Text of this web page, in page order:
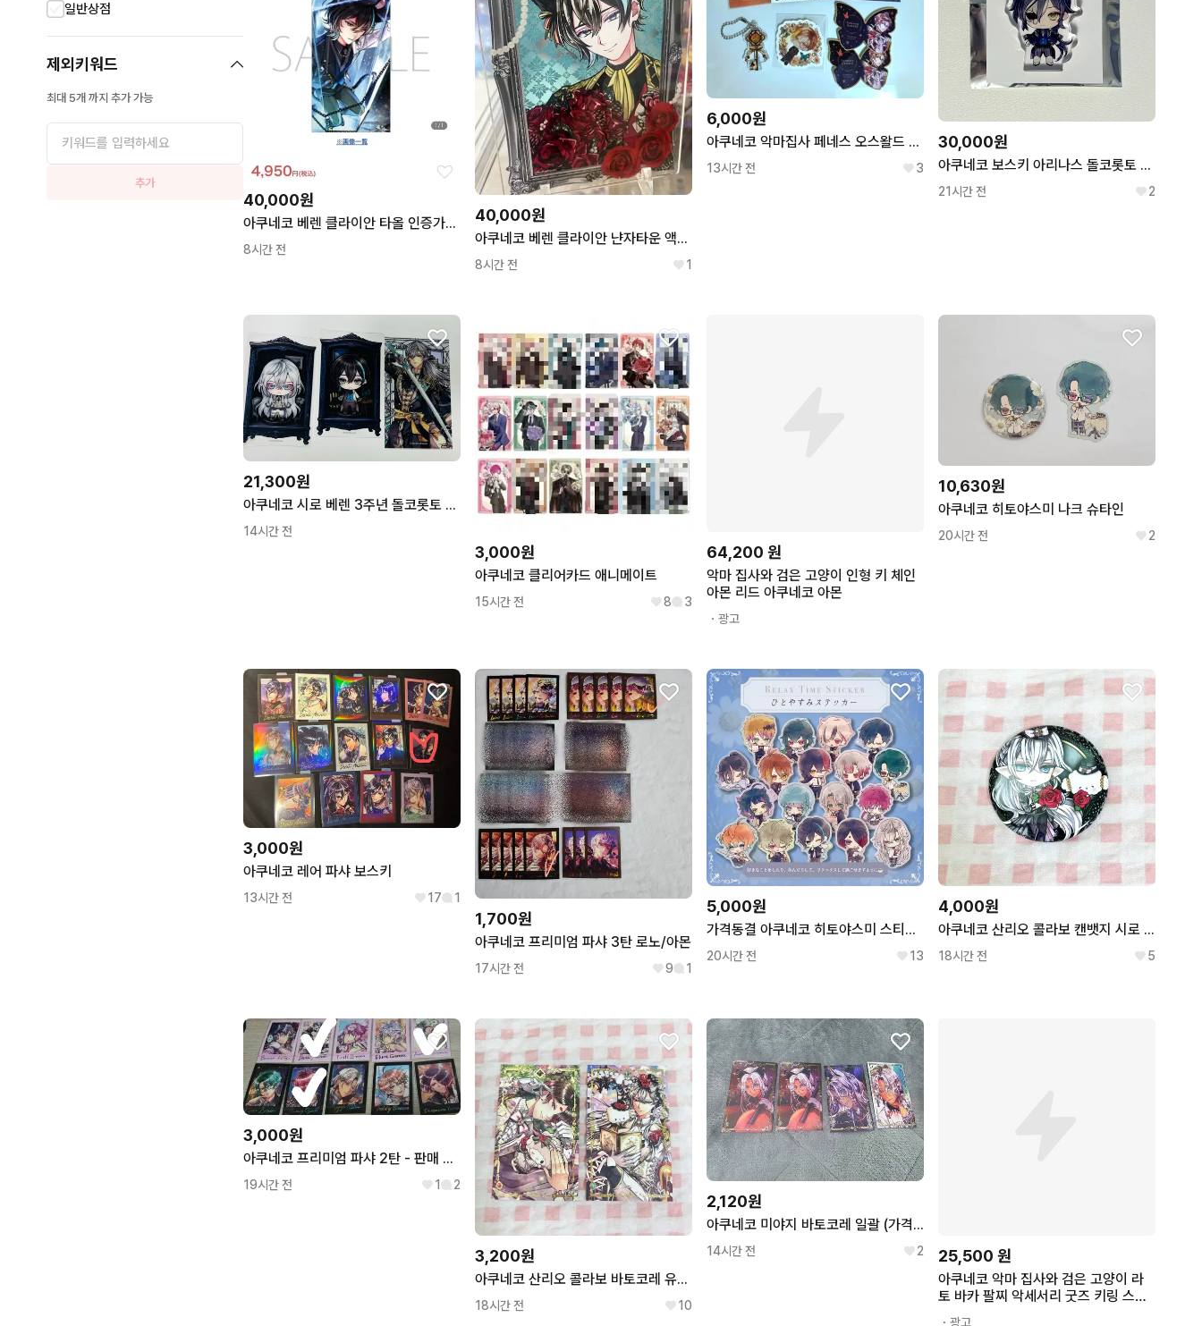
일반상점
제외키워드
최대 5개 까지 추가 가능
추가
40,000원
아쿠네코 베렌 클라이안 타올 인증가능 급처
8시간 전
40,000원
아쿠네코 베렌 클라이안 냔자타운 액자형 아크릴 급처
8시간 전 1
6,000원
아쿠네코 악마집사 페네스 오스왈드 아크릴 키링 레어 파샤 스티커 일괄
13시간 전 3
30,000원
아쿠네코 보스키 아리나스 돌코롯토 아크릴 스탠드
21시간 전 2
21,300원
아쿠네코 시로 베렌 3주년 돌코롯토 클카 일괄
14시간 전
3,000원
아쿠네코 클리어카드 애니메이트
15시간 전 8 3
64,200 원
악마 집사와 검은 고양이 인형 키 체인
아몬 리드 아쿠네코 아몬
・광고
10,630원
아쿠네코 히토야스미 나크 슈타인
20시간 전 2
3,000원
아쿠네코 레어 파샤 보스키
13시간 전 17 1
1,700원
아쿠네코 프리미엄 파샤 3탄 로노/아몬
17시간 전 9 1
5,000원
가격동결 아쿠네코 히토야스미 스티커(교판)
20시간 전 13
4,000원
아쿠네코 산리오 콜라보 캔뱃지 시로 판매
18시간 전 5
3,000원
아쿠네코 프리미엄 파샤 2탄 - 판매 및 교환
19시간 전 1 2
3,200원
아쿠네코 산리오 콜라보 바토코레 유한 시로 판매
18시간 전 10
2,120원
아쿠네코 미야지 바토코레 일괄 (가격내림X)
14시간 전 2 25,500 원
아쿠네코 악마 집사와 검은 고양이 라
토 바카 팔찌 악세서리 굿즈 키링 스트
・광고